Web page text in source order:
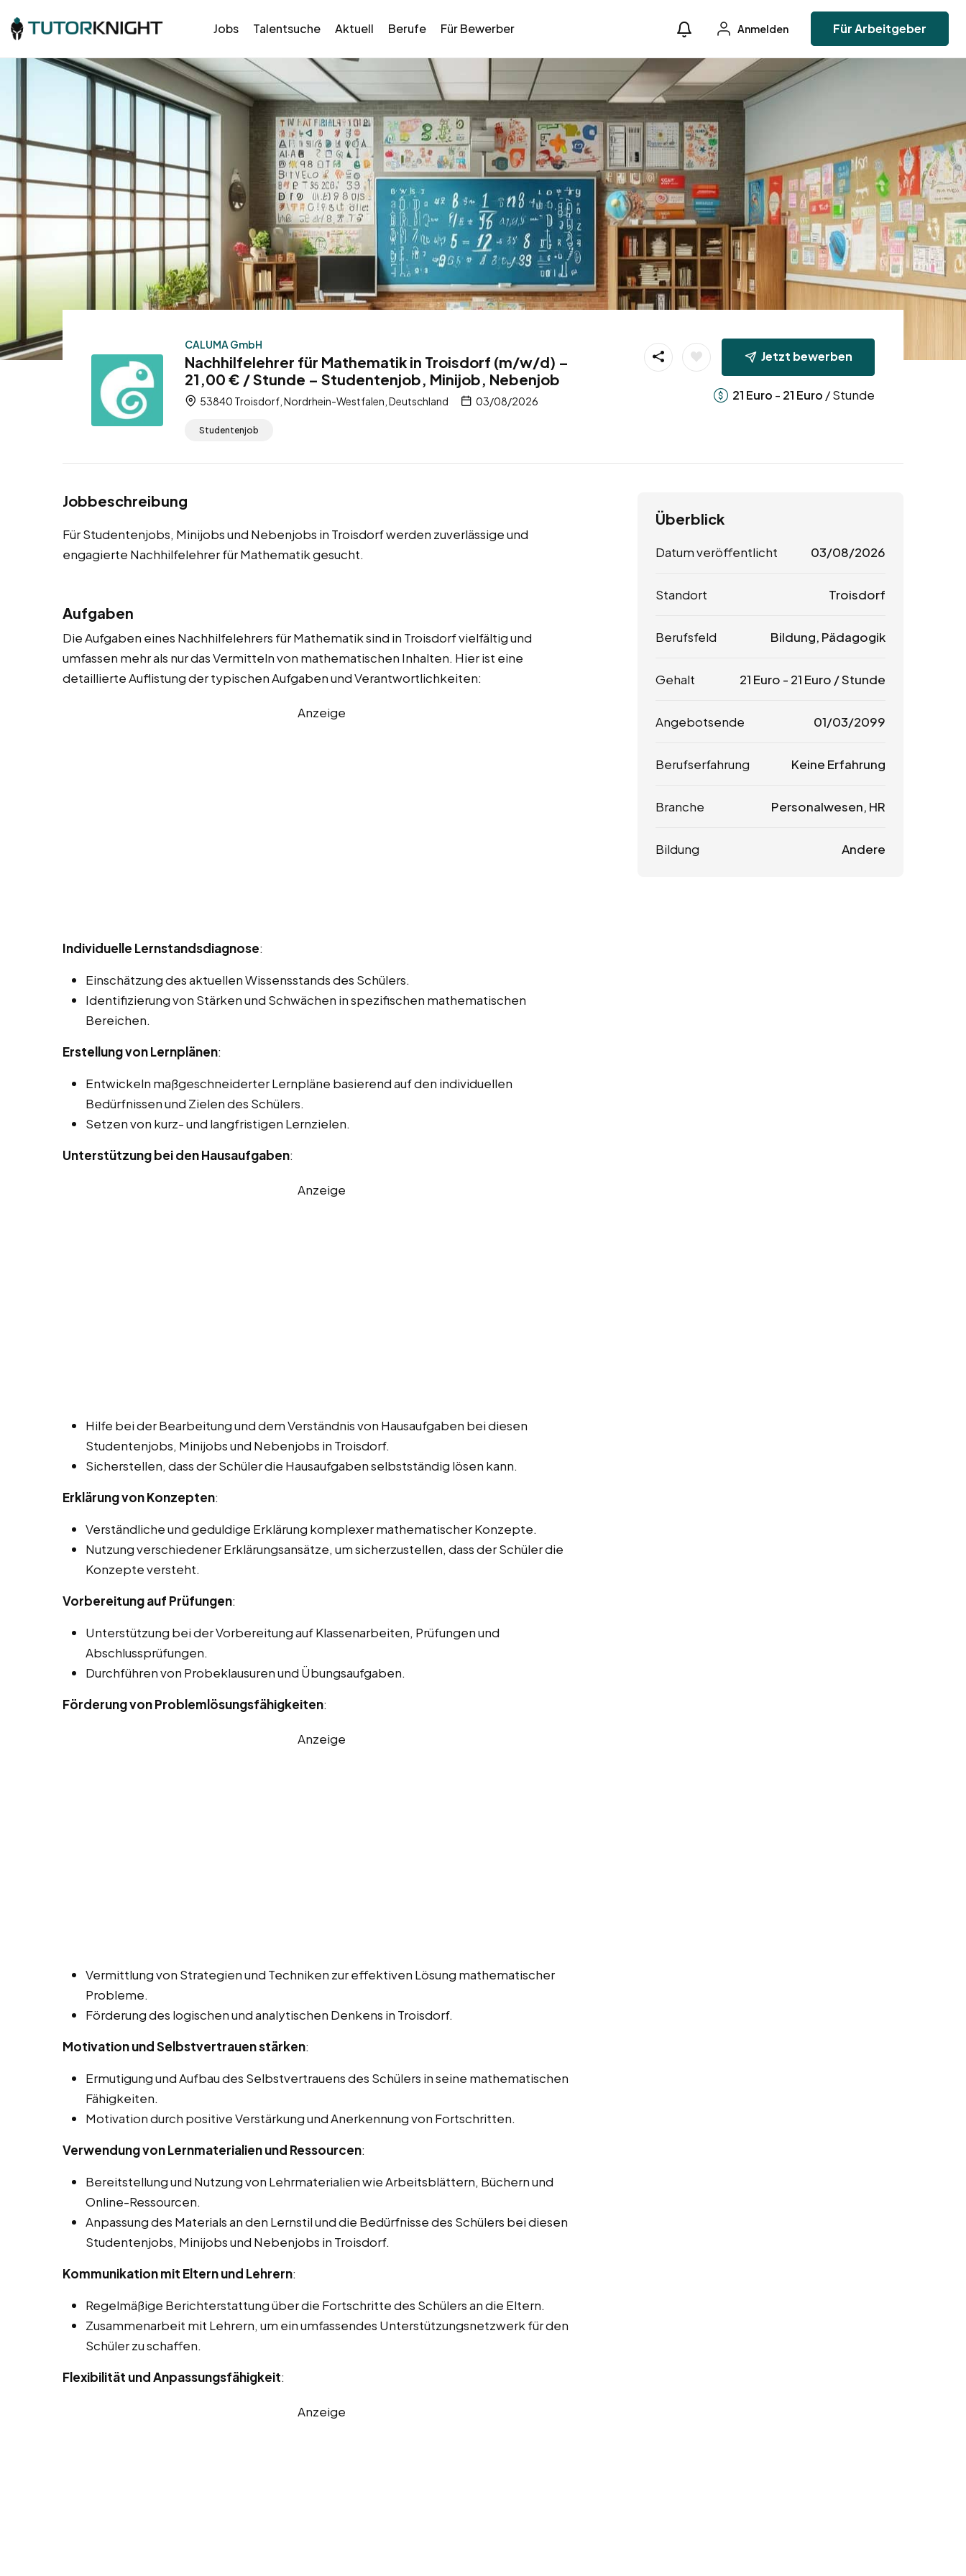
Jobs Talentsuche Aktuell Berufe Für Bewerber Anmelden Für Arbeitgeber
CALUMA GmbH
Nachhilfelehrer für Mathematik in Troisdorf (m/w/d) –
21,00 € / Stunde – Studentenjob, Minijob, Nebenjob
53840 Troisdorf, Nordrhein-Westfalen, Deutschland 03/08/2026
Studentenjob
Jetzt bewerben
21 Euro - 21 Euro / Stunde
Jobbeschreibung
Für Studentenjobs, Minijobs und Nebenjobs in Troisdorf werden zuverlässige und
engagierte Nachhilfelehrer für Mathematik gesucht.
Aufgaben
Die Aufgaben eines Nachhilfelehrers für Mathematik sind in Troisdorf vielfältig und
umfassen mehr als nur das Vermitteln von mathematischen Inhalten. Hier ist eine
detaillierte Auflistung der typischen Aufgaben und Verantwortlichkeiten:
Anzeige
Individuelle Lernstandsdiagnose:
Einschätzung des aktuellen Wissensstands des Schülers.
Identifizierung von Stärken und Schwächen in spezifischen mathematischen
Bereichen.
Erstellung von Lernplänen:
Entwickeln maßgeschneiderter Lernpläne basierend auf den individuellen
Bedürfnissen und Zielen des Schülers.
Setzen von kurz- und langfristigen Lernzielen.
Unterstützung bei den Hausaufgaben:
Anzeige
Hilfe bei der Bearbeitung und dem Verständnis von Hausaufgaben bei diesen
Studentenjobs, Minijobs und Nebenjobs in Troisdorf.
Sicherstellen, dass der Schüler die Hausaufgaben selbstständig lösen kann.
Erklärung von Konzepten:
Verständliche und geduldige Erklärung komplexer mathematischer Konzepte.
Nutzung verschiedener Erklärungsansätze, um sicherzustellen, dass der Schüler die
Konzepte versteht.
Vorbereitung auf Prüfungen:
Unterstützung bei der Vorbereitung auf Klassenarbeiten, Prüfungen und
Abschlussprüfungen.
Durchführen von Probeklausuren und Übungsaufgaben.
Förderung von Problemlösungsfähigkeiten:
Anzeige
Vermittlung von Strategien und Techniken zur effektiven Lösung mathematischer
Probleme.
Förderung des logischen und analytischen Denkens in Troisdorf.
Motivation und Selbstvertrauen stärken:
Ermutigung und Aufbau des Selbstvertrauens des Schülers in seine mathematischen
Fähigkeiten.
Motivation durch positive Verstärkung und Anerkennung von Fortschritten.
Verwendung von Lernmaterialien und Ressourcen:
Bereitstellung und Nutzung von Lehrmaterialien wie Arbeitsblättern, Büchern und
Online-Ressourcen.
Anpassung des Materials an den Lernstil und die Bedürfnisse des Schülers bei diesen
Studentenjobs, Minijobs und Nebenjobs in Troisdorf.
Kommunikation mit Eltern und Lehrern:
Regelmäßige Berichterstattung über die Fortschritte des Schülers an die Eltern.
Zusammenarbeit mit Lehrern, um ein umfassendes Unterstützungsnetzwerk für den
Schüler zu schaffen.
Flexibilität und Anpassungsfähigkeit:
Anzeige
Überblick
Datum veröffentlicht 03/08/2026
Standort Troisdorf
Berufsfeld Bildung, Pädagogik
Gehalt 21 Euro - 21 Euro / Stunde
Angebotsende 01/03/2099
Berufserfahrung Keine Erfahrung
Branche Personalwesen, HR
Bildung Andere